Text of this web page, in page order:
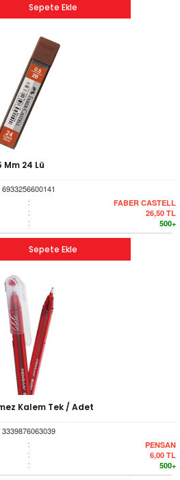
Sepete Ekle
24 Lü
6933256600141
: FABER CASTELL
: 26,50 TL
: 500+
Sepete Ekle
Kalem Tek / Adet
3339876063039
: PENSAN
: 6,00 TL
: 500+